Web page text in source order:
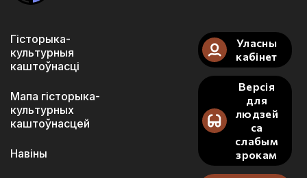
Гісторыка-
культурныя
каштоўнасці
Мапа гісторыка-
культурных
каштоўнасцей
Навіны
Уласны
кабінет
Версія
для
людзей
са
слабым
зрокам